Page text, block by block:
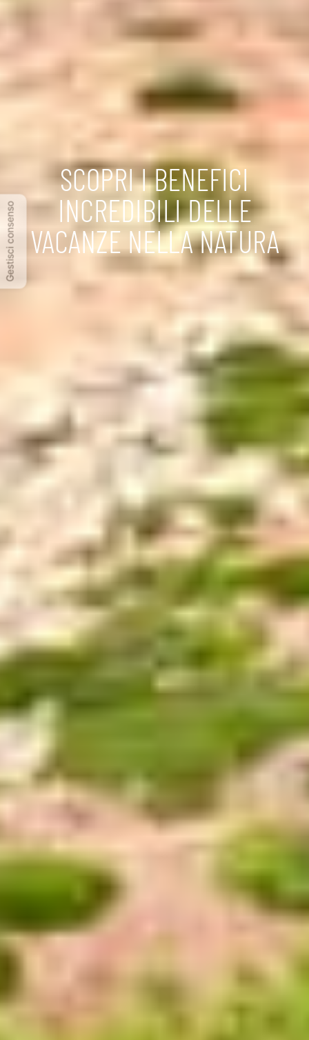
SCOPRI I BENEFICI
INCREDIBILI DELLE
VACANZE NELLA NATURA
Gestisci consenso